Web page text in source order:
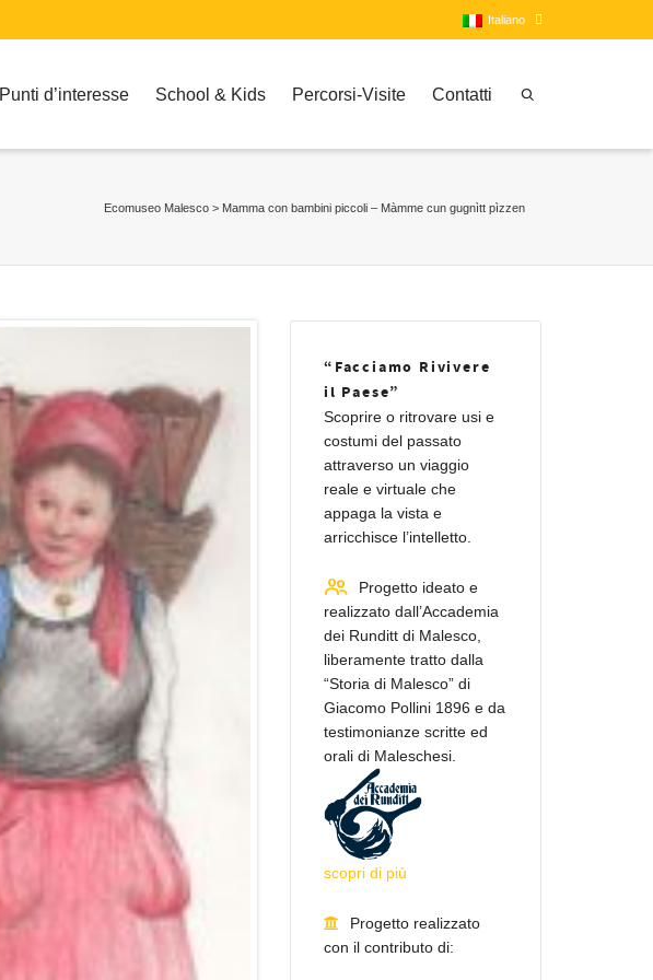
Italiano
Inglese
Punti d’interesse School & Kids Percorsi-Visite Contatti
Ecomuseo Malesco > Mamma con bambini piccoli – Màmme cun gugnìtt pìzzen
“Facciamo Rivivere
il Paese”
Scoprire o ritrovare usi e
costumi del passato
attraverso un viaggio
reale e virtuale che
appaga la vista e
arricchisce l’intelletto.
Progetto ideato e
realizzato dall’Accademia
dei Runditt di Malesco,
liberamente tratto dalla
“Storia di Malesco” di
Giacomo Pollini 1896 e da
testimonianze scritte ed
orali di Maleschesi.
scopri di più
Progetto realizzato
con il contributo di: